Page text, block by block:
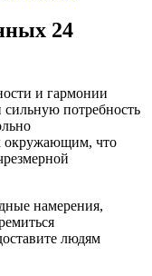
24
и гармонии
сильную потребность
окружающим, что
намерения,
людям